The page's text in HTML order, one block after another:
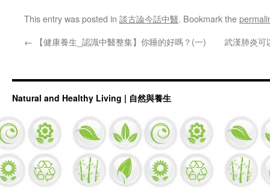
This entry was posted in 談古論今話中醫. Bookmark the
← 【健康養生_認識中醫整集】你睡的好嗎？(一) 武漢肺炎可
Natural and Healthy Living | 自然與養生